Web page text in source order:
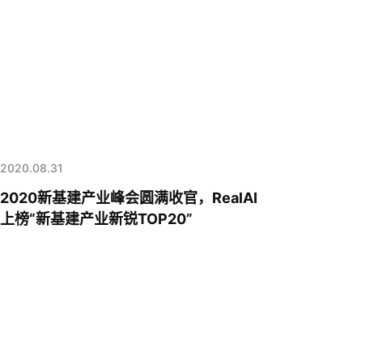
2020.08.31
2020新基建产业峰会圆满收官，RealAI
上榜“新基建产业新锐TOP20”